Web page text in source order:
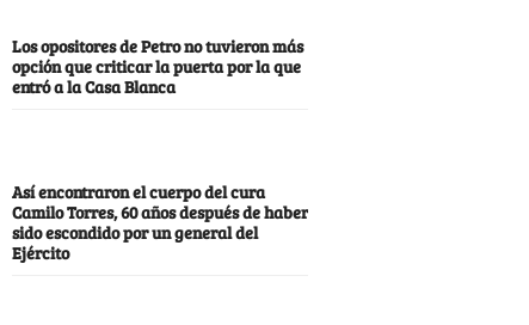
Los opositores de Petro no tuvieron más
opción que criticar la puerta por la que
entró a la Casa Blanca
Así encontraron el cuerpo del cura
Camilo Torres, 60 años después de haber
sido escondido por un general del
Ejército